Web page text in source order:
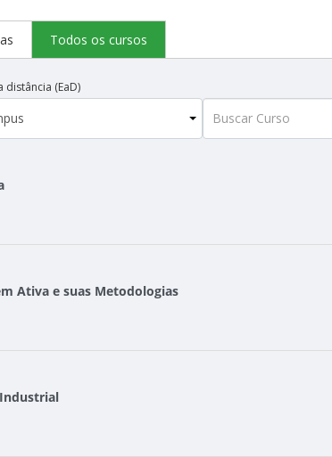
Todos os cursos
distância (EaD)
Ativa e suas Metodologias